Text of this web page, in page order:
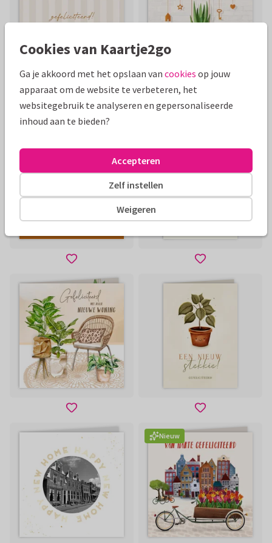
Nieuw
Cookies van Kaartje2go
Ga je akkoord met het opslaan van cookies op jouw
apparaat om de website te verbeteren, het
websitegebruik te analyseren en gepersonaliseerde
inhoud aan te bieden?
Weigeren
Zelf instellen
Accepteren